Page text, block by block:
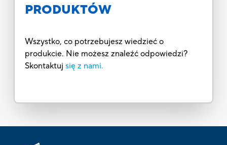
PRODUKTÓW
Wszystko, co potrzebujesz wiedzieć o
produkcie. Nie możesz znaleźć odpowiedzi?
Skontaktuj się z nami.